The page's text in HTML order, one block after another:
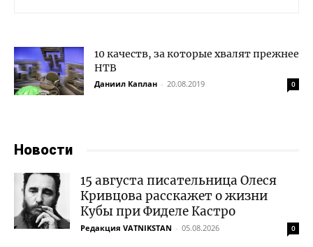
10 качеств, за которые хвалят прежнее
НТВ
Даниил Каплан - 20.08.2019 0
Новости
15 августа писательница Олеся
Кривцова расскажет о жизни
Кубы при Фиделе Кастро
Редакция VATNIKSTAN - 05.08.2026 0